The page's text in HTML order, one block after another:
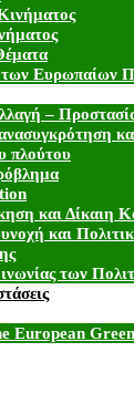
Ευρωπαίων
–
πλούτου
και Δίκαιη
και
των
European